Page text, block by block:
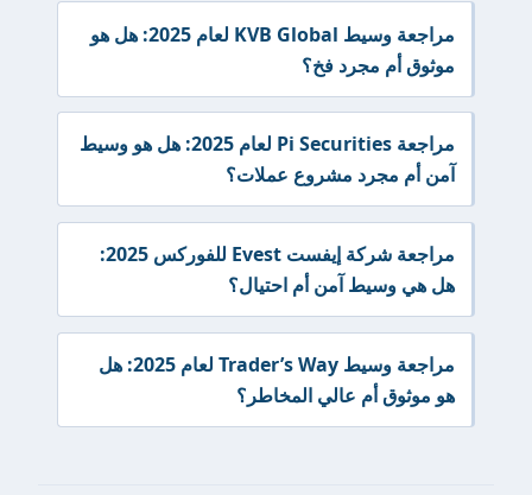
مراجعة وسيط KVB Global لعام 2025: هل هو
موثوق أم مجرد فخ؟
مراجعة Pi Securities لعام 2025: هل هو وسيط
آمن أم مجرد مشروع عملات؟
مراجعة شركة إيفست Evest للفوركس 2025:
هل هي وسيط آمن أم احتيال؟
مراجعة وسيط Trader’s Way لعام 2025: هل
هو موثوق أم عالي المخاطر؟